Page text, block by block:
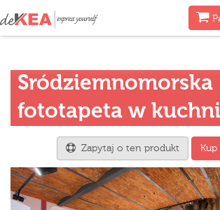
Sródziemnomorska
fototapeta w kuchni
Zapytaj o ten produkt